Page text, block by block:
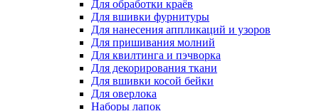
Для обработки краёв
Для вшивки фурнитуры
Для нанесения аппликаций и узоров
Для пришивания молний
Для квилтинга и пэчворка
Для декорирования ткани
Для вшивки косой бейки
Для оверлока
Наборы лапок